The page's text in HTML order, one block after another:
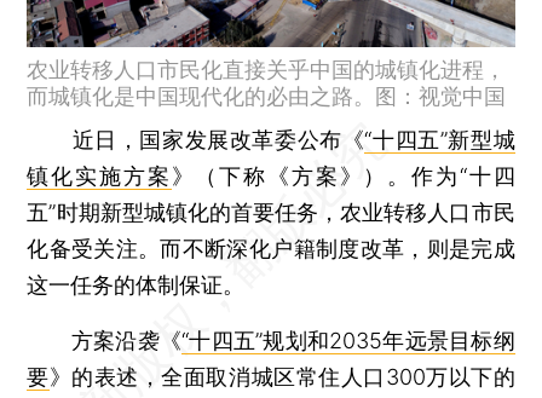
农业转移人口市民化直接关乎中国的城镇化进程，
而城镇化是中国现代化的必由之路。图：视觉中国
近日，国家发展改革委公布《“十四五”新型城
镇化实施方案》（下称《方案》）。作为“十四
五”时期新型城镇化的首要任务，农业转移人口市民
化备受关注。而不断深化户籍制度改革，则是完成
这一任务的体制保证。
方案沿袭《“十四五”规划和2035年远景目标纲
要》的表述，全面取消城区常住人口300万以下的